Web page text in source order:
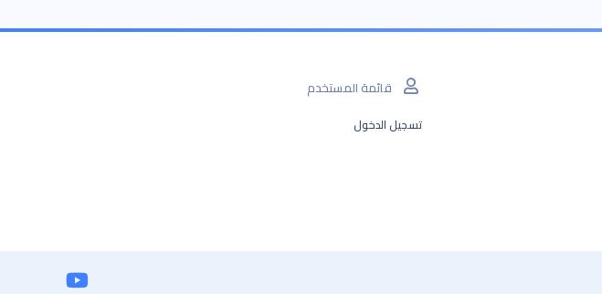
قائمة المستخدم
تسجيل الدخول